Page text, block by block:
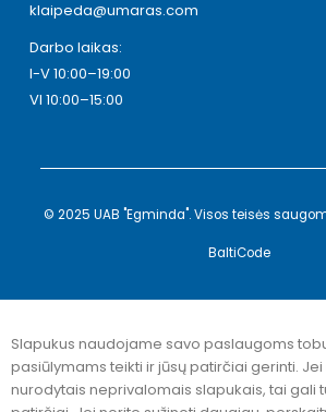
klaipeda@umaras.com
Darbo laikas:
I-V 10:00–19:00
VI 10:00–15:00
© 2025 UAB "Egminda". Visos teisės
BaltiCode
Slapukus naudojame savo paslaugoms
pasiūlymams teikti ir jūsų patirčiai gerinti.
nurodytais neprivalomais slapukais, tai gali